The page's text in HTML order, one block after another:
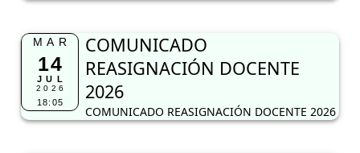
MAR
14
JUL
2026
18:05
COMUNICADO
REASIGNACIÓN DOCENTE
2026
COMUNICADO REASIGNACIÓN DOCENTE 2026